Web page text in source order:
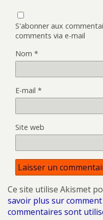
S'abonner aux
comments via e-mail
Nom *
E-mail *
Site web
Ce site utilise Akismet
savoir plus sur
commentaires sont